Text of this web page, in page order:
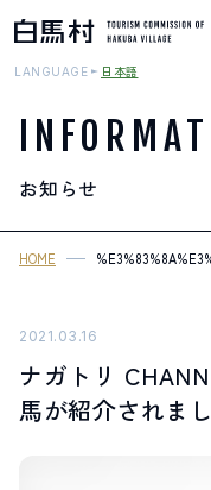
MOUNTAIN &
登山・トレッキング
スキー場
HOT SPRING
温泉
LANGUAGE 日本語
お知らせ
HOME
2021.03.16
ナガトリ
馬が紹介されま